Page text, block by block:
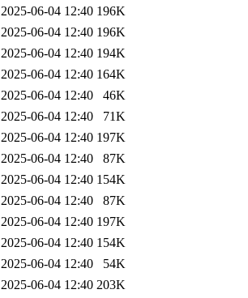
2025-06-04 12:40 196K
2025-06-04 12:40 196K
2025-06-04 12:40 194K
2025-06-04 12:40 164K
2025-06-04 12:40
46K
2025-06-04 12:40
71K
2025-06-04 12:40 197K
2025-06-04 12:40
87K
2025-06-04 12:40 154K
2025-06-04 12:40
87K
2025-06-04 12:40 197K
2025-06-04 12:40 154K
2025-06-04 12:40
54K
2025-06-04 12:40 203K